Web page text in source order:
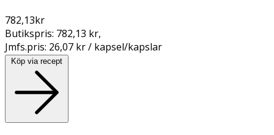
782,13kr
Butikspris: 782,13 kr,
Jmfs.pris: 26,07 kr / kapsel/kapslar
Köp via recept